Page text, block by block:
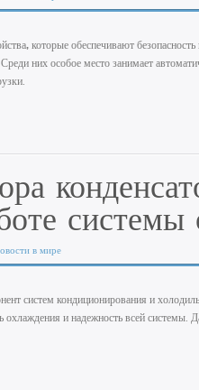
которые обеспечивают
них особое место занимает
системы
в мире
систем кондиционирования и
и надежность всей системы.